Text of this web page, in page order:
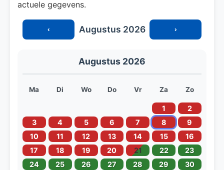
actuele gegevens.
‹ Augustus 2026 ›
Augustus 2026
Ma Di Wo Do Vr Za Zo
1
2
3
4 5 6 7 8
9
10
11 12 13 14 15
16
17
18 19 20 21 22
23
24
25 26 27 28 29
30